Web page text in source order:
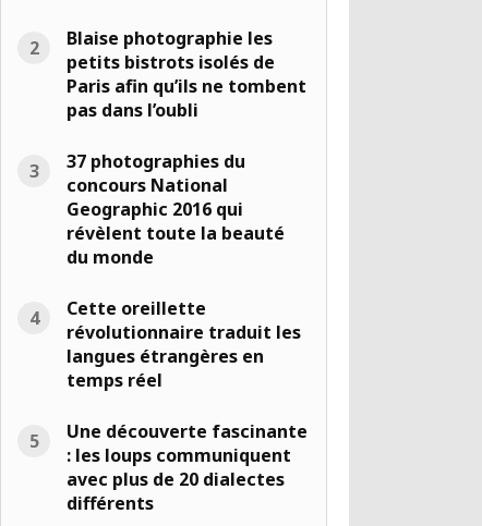
Blaise photographie les
petits bistrots isolés de
Paris afin qu’ils ne tombent
pas dans l’oubli
37 photographies du
concours National
Geographic 2016 qui
révèlent toute la beauté
du monde
Cette oreillette
révolutionnaire traduit les
langues étrangères en
temps réel
Une découverte fascinante
: les loups communiquent
avec plus de 20 dialectes
différents